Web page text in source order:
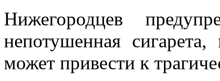
Нижегородцев
непотушенная
может привести к